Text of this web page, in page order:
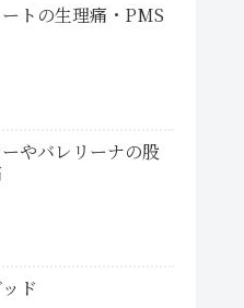
トの生理痛・PMS
やバレリーナの股
ド